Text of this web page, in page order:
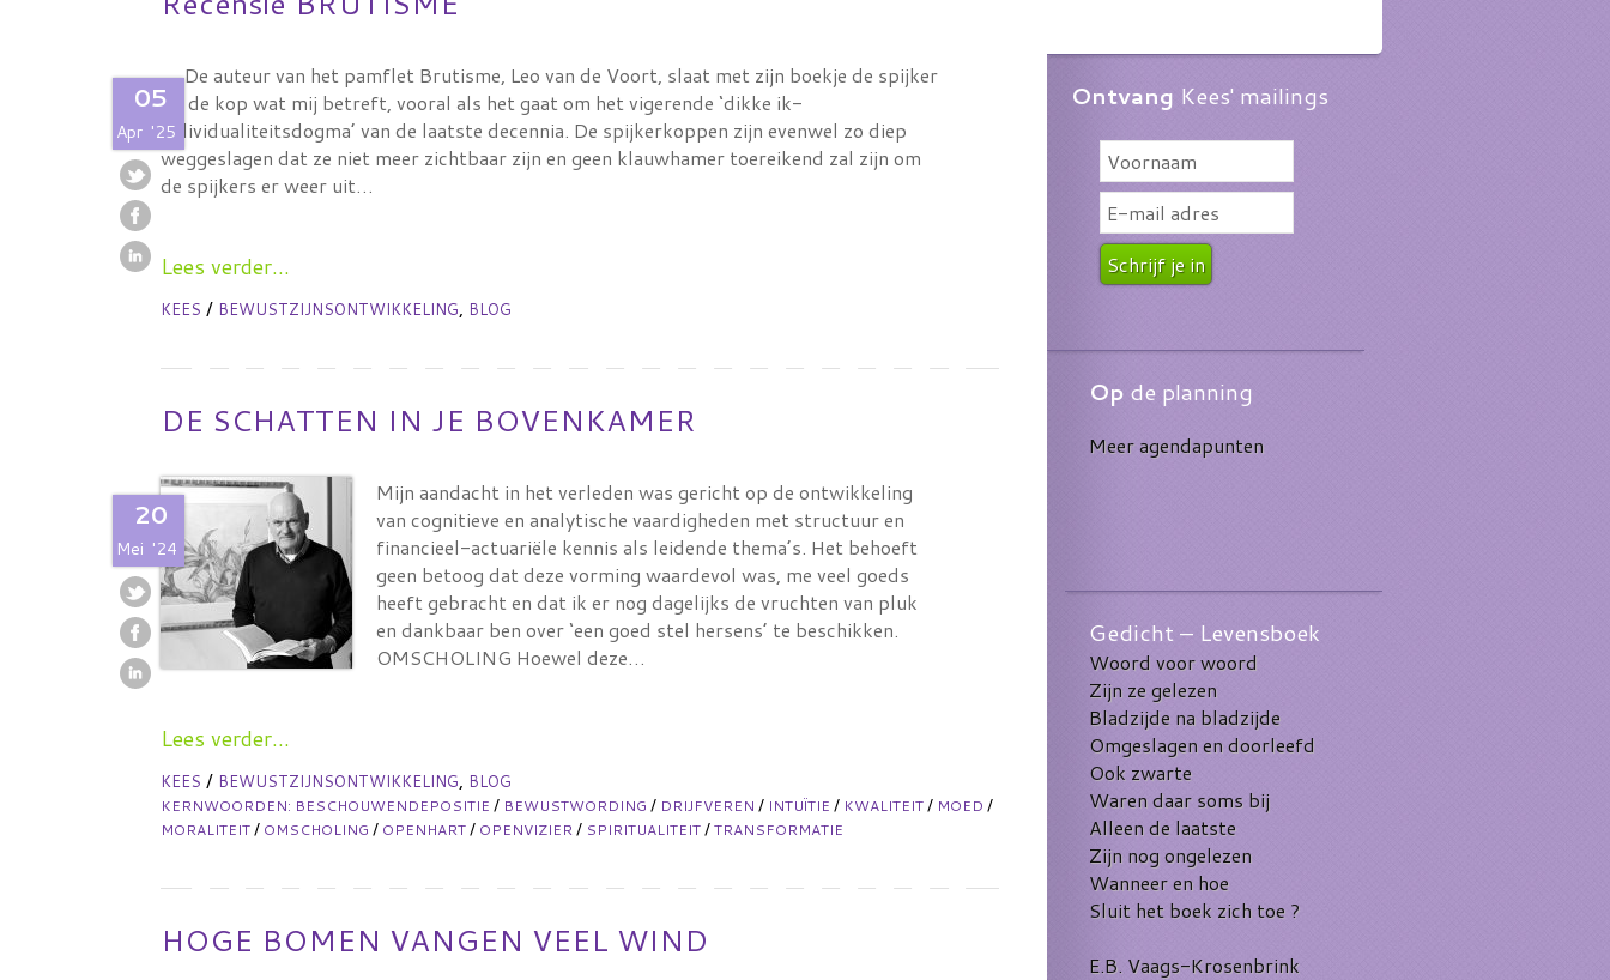
Ontvang Kees' mailings
Opde planning
Meer agendapunten
Gedicht – Levensboek
Woord voor woord
Zijn ze gelezen
Bladzijde na bladzijde
Omgeslagen en doorleefd
Ook zwarte
Waren daar soms bij
Alleen de laatste
Zijn nog ongelezen
Wanneer en hoe
Sluit het boek zich toe ?
E.B. Vaags-Krosenbrink
05
Apr '25
De auteur van het pamflet Brutisme, Leo van de Voort, slaat met zijn boekje de spijker
op de kop wat mij betreft, vooral als het gaat om het vigerende ‘dikke ik-
individualiteitsdogma’ van de laatste decennia. De spijkerkoppen zijn evenwel zo diep
weggeslagen dat ze niet meer zichtbaar zijn en geen klauwhamer toereikend zal zijn om
de spijkers er weer uit…
Lees verder...
KEES/ BEWUSTZIJNSONTWIKKELING, BLOG
DE SCHATTEN IN JE BOVENKAMER
20
Mei '24
Mijn aandacht in het verleden was gericht op de ontwikkeling
van cognitieve en analytische vaardigheden met structuur en
financieel-actuariële kennis als leidende thema’s. Het behoeft
geen betoog dat deze vorming waardevol was, me veel goeds
heeft gebracht en dat ik er nog dagelijks de vruchten van pluk
en dankbaar ben over ‘een goed stel hersens’ te beschikken.
OMSCHOLING Hoewel deze…
Lees verder...
KEES/ BEWUSTZIJNSONTWIKKELING, BLOG
KERNWOORDEN: BESCHOUWENDEPOSITIE / BEWUSTWORDING / DRIJFVEREN / INTUÏTIE / KWALITEIT / MOED /
MORALITEIT / OMSCHOLING / OPENHART / OPENVIZIER / SPIRITUALITEIT / TRANSFORMATIE
HOGE BOMEN VANGEN VEEL WIND